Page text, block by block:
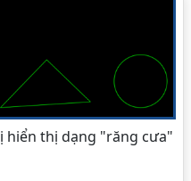
hiển thị dạng "răng cưa"